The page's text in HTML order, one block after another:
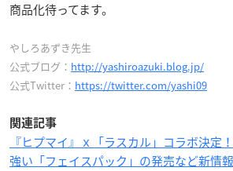
商品化待ってます。
やしろあずき先生
公式ブログ： http://yashiroazuki.blog.jp/
公式Twitter： https://twitter.com/yashi09
関連記事
『ヒプマイ』ｘ「ラスカル」コラボ決定
強い「フェイスパック」の発売など新情